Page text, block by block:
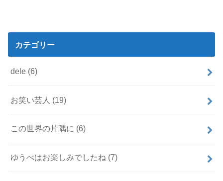
カテゴリー
dele (6)
お笑い芸人 (19)
この世界の片隅に (6)
ゆうべはお楽しみでしたね (7)